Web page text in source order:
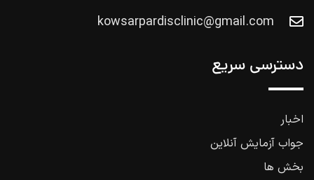
kowsarpardisclinic@gmail.com
دسترسی سریع
اخبار
جواب آزمایش آنلاین
بخش ها